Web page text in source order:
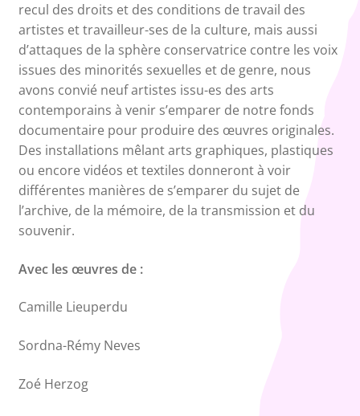
recul des droits et des conditions de travail des
artistes et travailleur-ses de la culture, mais aussi
d’attaques de la sphère conservatrice contre les voix
issues des minorités sexuelles et de genre, nous
avons convié neuf artistes issu-es des arts
contemporains à venir s’emparer de notre fonds
documentaire pour produire des œuvres originales.
Des installations mêlant arts graphiques, plastiques
ou encore vidéos et textiles donneront à voir
différentes manières de s’emparer du sujet de
l’archive, de la mémoire, de la transmission et du
souvenir.
Avec les œuvres de :
Camille Lieuperdu
Sordna-Rémy Neves
Zoé Herzog